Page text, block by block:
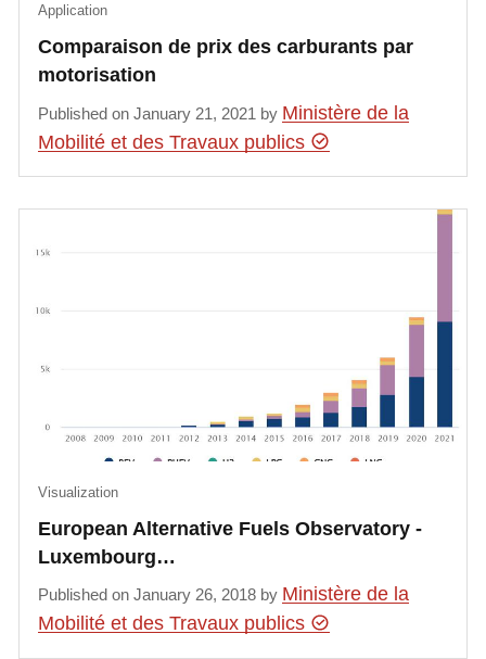
Comparaison de prix des carburants par
motorisation
Application
Published on January 21, 2021 by Ministère de la
Mobilité et des Travaux publics
European Alternative Fuels Observatory -
Luxembourg…
Visualization
Published on January 26, 2018 by Ministère de la
Mobilité et des Travaux publics